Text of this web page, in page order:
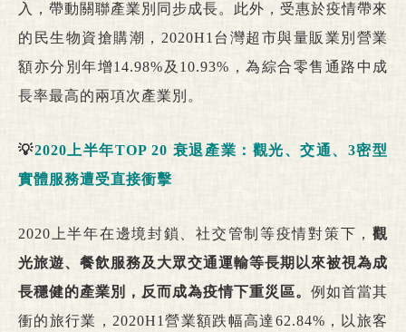
入，帶動關聯產業別同步成長。此外， 受惠於疫情帶來
的民生物資搶購潮，2020H1台灣超市與量販業別營業
額亦分別年增14.98%及10.93%，為綜合零售通路中成
長率最高的兩項次產業別。
💡2020上半年TOP 20 衰退產業：觀光、交通、3密型
實體服務遭受直接衝擊
2020上半年在邊境封鎖、社交管制等疫情對策下， 觀
光旅遊、餐飲服務及大眾交通運輸等長期以來被視為成
長穩健的產業別，反而成為疫情下重災區。 例如首當其
衝的旅行業，2020H1營業額跌幅高達62.84%，以旅客